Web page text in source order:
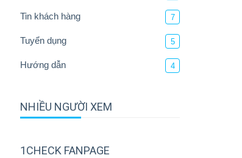
Tin khách hàng 7
Tuyển dụng 5
Hướng dẫn 4
NHIỀU NGƯỜI XEM
1CHECK FANPAGE